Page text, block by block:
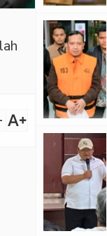
text_increase